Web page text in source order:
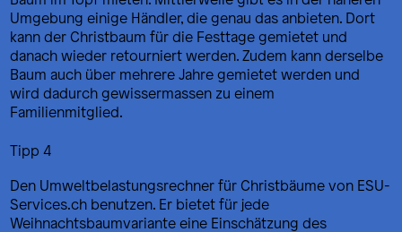
Umgebung einige Händler, die genau das anbieten. Dort
kann der Christbaum für die Festtage gemietet und
danach wieder retourniert werden. Zudem kann derselbe
Baum auch über mehrere Jahre gemietet werden und
wird dadurch gewissermassen zu einem
Familienmitglied.
Tipp 4
Den Umweltbelastungsrechner für Christbäume von ESU-
Services.ch benutzen. Er bietet für jede
Weihnachtsbaumvariante eine Einschätzung des